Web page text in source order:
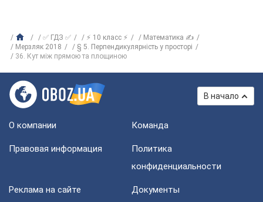
✅ ГДЗ ✅ ⚡ 10 класс ⚡
Математика ✍
Мерзляк 2018
§ 5. Перпендикулярність у просторі
36. Кут між прямою та площиною
В начало
О компании Команда
Правовая информация
Политика
конфиденциальности
Реклама на сайте Документы